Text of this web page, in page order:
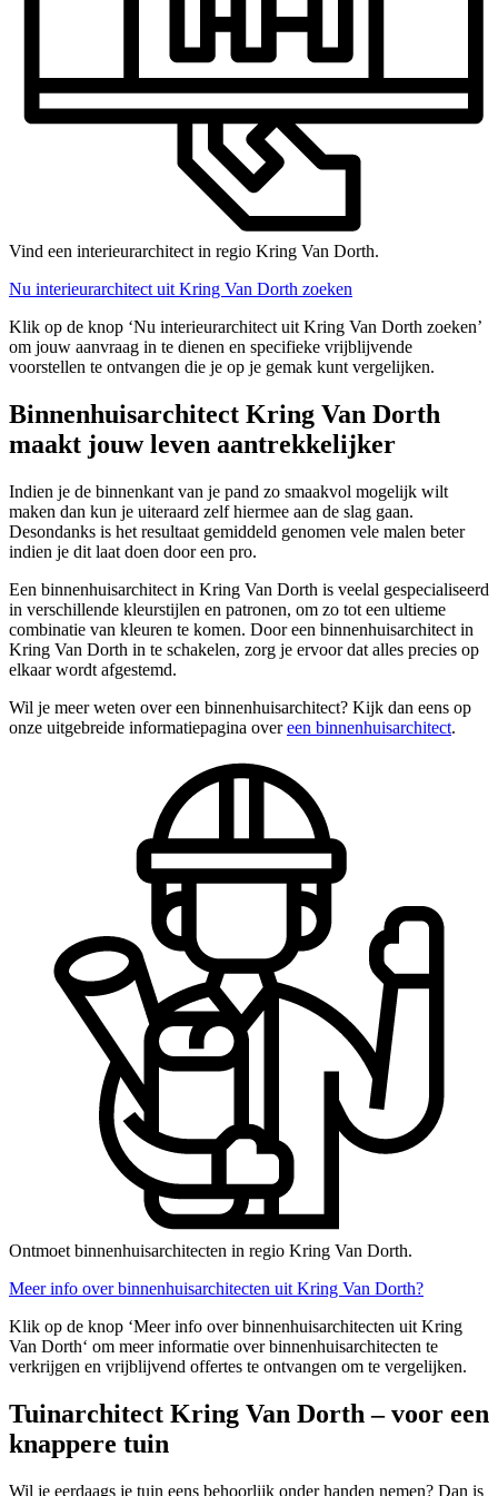
Vind een interieurarchitect in regio Kring Van Dorth.
Nu interieurarchitect uit Kring Van Dorth zoeken
Klik op de knop ‘Nu interieurarchitect uit Kring Van Dorth zoeken’
om jouw aanvraag in te dienen en specifieke vrijblijvende
voorstellen te ontvangen die je op je gemak kunt vergelijken.
Binnenhuisarchitect Kring Van Dorth
maakt jouw leven aantrekkelijker
Indien je de binnenkant van je pand zo smaakvol mogelijk wilt
maken dan kun je uiteraard zelf hiermee aan de slag gaan.
Desondanks is het resultaat gemiddeld genomen vele malen beter
indien je dit laat doen door een pro.
Een binnenhuisarchitect in Kring Van Dorth is veelal gespecialiseerd
in verschillende kleurstijlen en patronen, om zo tot een ultieme
combinatie van kleuren te komen. Door een binnenhuisarchitect in
Kring Van Dorth in te schakelen, zorg je ervoor dat alles precies op
elkaar wordt afgestemd.
Wil je meer weten over een binnenhuisarchitect? Kijk dan eens op
onze uitgebreide informatiepagina overeen binnenhuisarchitect.
Ontmoet binnenhuisarchitecten in regio Kring Van Dorth.
Meer info over binnenhuisarchitecten uit Kring Van Dorth?
Klik op de knop ‘Meer info over binnenhuisarchitecten uit Kring
Van Dorth‘ om meer informatie over binnenhuisarchitecten te
verkrijgen en vrijblijvend offertes te ontvangen om te vergelijken.
Tuinarchitect Kring Van Dorth – voor een
knappere tuin
Wil je eerdaags je tuin eens behoorlijk onder handen nemen? Dan is